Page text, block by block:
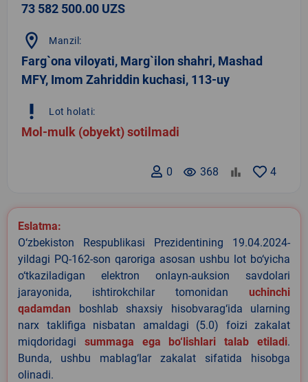
73 582 500.00 UZS
location_on Manzil:
Farg`ona viloyati, Marg`ilon shahri, Mashad
MFY, Imom Zahriddin kuchasi, 113-uy
priority_high Lot holati:
Mol-mulk (obyekt) sotilmadi
4
remove_red_eye 368
0
Eslatma:
O‘zbekiston Respublikasi Prezidentining 19.04.2024-
yildagi PQ-162-son qaroriga asosan ushbu lot bo‘yicha
o‘tkaziladigan elektron onlayn-auksion savdolari
jarayonida, ishtirokchilar tomonidan uchinchi
qadamdan boshlab shaxsiy hisobvarag‘ida ularning
narx taklifiga nisbatan amaldagi (5.0) foizi zakalat
miqdoridagi summaga ega bo‘lishlari talab etiladi.
Bunda, ushbu mablag‘lar zakalat sifatida hisobga
olinadi.